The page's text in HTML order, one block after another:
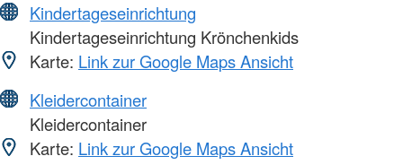
Kindertageseinrichtung
Kindertageseinrichtung Krönchenkids
Karte: Link zur Google Maps Ansicht
Kleidercontainer
Kleidercontainer
Karte: Link zur Google Maps Ansicht